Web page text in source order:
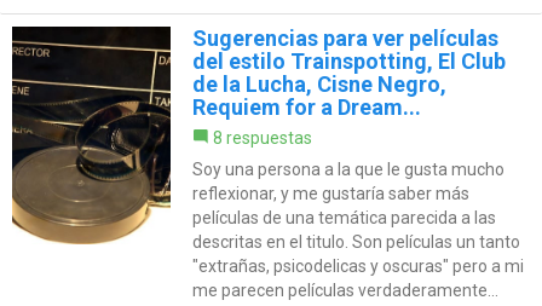
Sugerencias para ver películas
del estilo Trainspotting, El Club
de la Lucha, Cisne Negro,
Requiem for a Dream...
8 respuestas
Soy una persona a la que le gusta mucho
reflexionar, y me gustaría saber más
películas de una temática parecida a las
descritas en el titulo. Son películas un tanto
"extrañas, psicodelicas y oscuras" pero a mi
me parecen películas verdaderamente...